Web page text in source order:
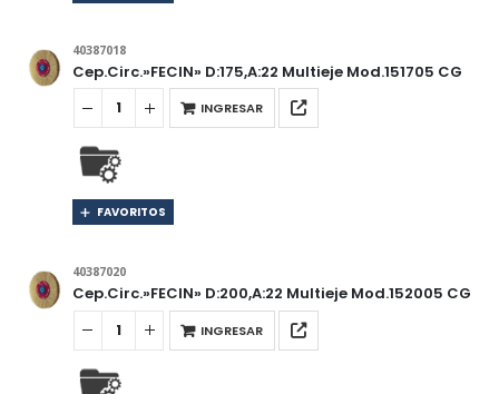
40387018
Cep.Circ.»FECIN» D:175,A:22 Multieje Mod.151705 CG
INGRESAR
FAVORITOS
40387020
Cep.Circ.»FECIN» D:200,A:22 Multieje Mod.152005 CG
INGRESAR